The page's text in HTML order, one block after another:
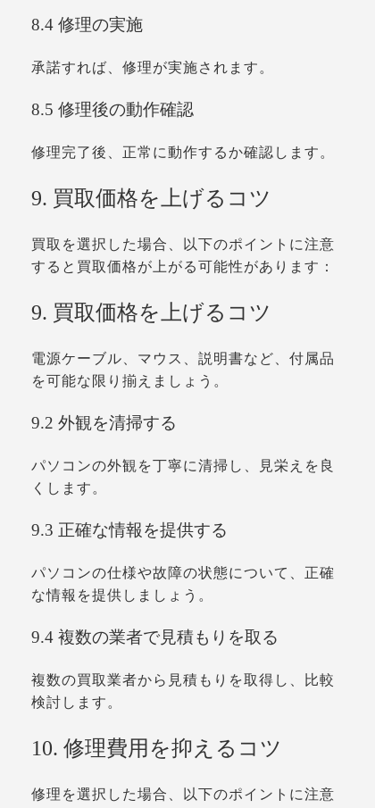
8.4 修理の実施
承諾すれば、修理が実施されます。
8.5 修理後の動作確認
修理完了後、正常に動作するか確認します。
9. 買取価格を上げるコツ
買取を選択した場合、以下のポイントに注意
すると買取価格が上がる可能性があります：
9. 買取価格を上げるコツ
電源ケーブル、マウス、説明書など、付属品
を可能な限り揃えましょう。
9.2 外観を清掃する
パソコンの外観を丁寧に清掃し、見栄えを良
くします。
9.3 正確な情報を提供する
パソコンの仕様や故障の状態について、正確
な情報を提供しましょう。
9.4 複数の業者で見積もりを取る
複数の買取業者から見積もりを取得し、比較
検討します。
10. 修理費用を抑えるコツ
修理を選択した場合、以下のポイントに注意